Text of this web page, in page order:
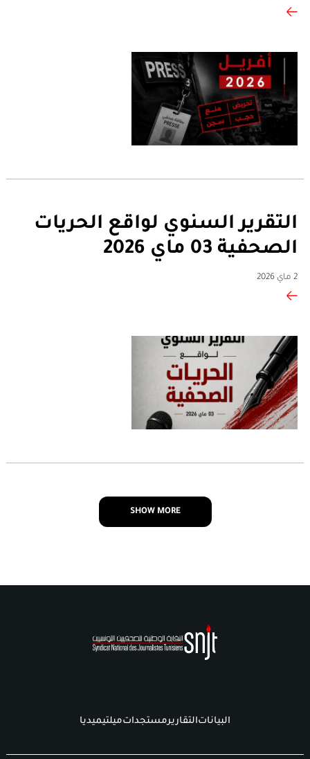
التقرير السنوي لواقع الحريات
الصحفية 03 ماي 2026
2 ماي 2026
SHOW MORE
البياناتالتقاريرمستجداتميلتيميديا